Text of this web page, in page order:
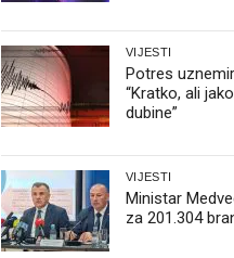
VIJESTI
Potres
“Kratko, ali
dubine”
VIJESTI
Ministar
za 201.304